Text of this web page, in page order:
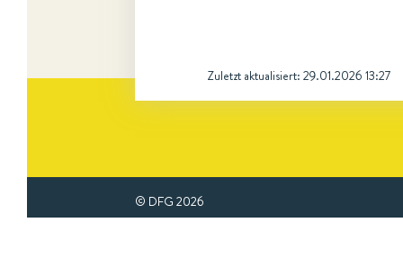
Zuletzt aktualisiert: 29.01.2026 13:27
© DFG 2026